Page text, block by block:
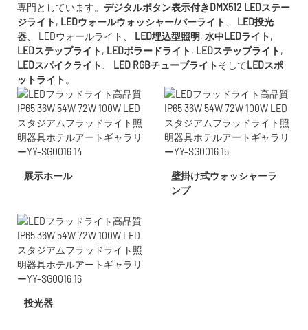
専門としています。 デジタルボタン表示付きDMX512 LEDステー
ジライト, LEDウォールウォッシャー/バーライト
LED投光
器
LEDウォールライト LED埋込型照明, 水中LEDライト,
LEDステップライト, LEDボラードライト, LEDステップライト,
LEDスパイクライト
LED RGBチューブライトそしてLEDスポ
ットライト 。
展示ホール
壁掛け式ウォッシャーラ
ンプ
投光器